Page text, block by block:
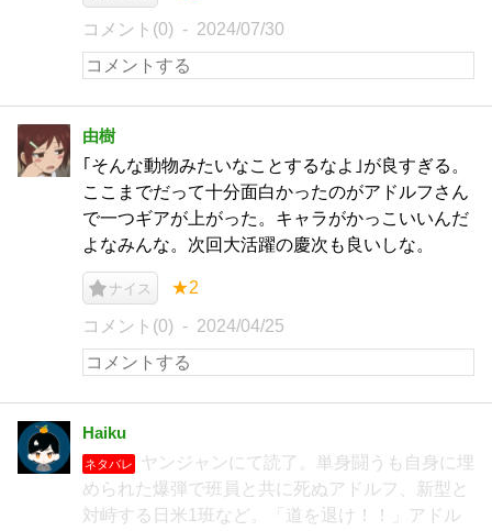
コメント(0) 2024/07/30
由樹
｢そんな動物みたいなことするなよ｣が良すぎる。
ここまでだって十分面白かったのがアドルフさん
で一つギアが上がった。キャラがかっこいいんだ
よなみんな。次回大活躍の慶次も良いしな。
ナイス ★2
コメント(0) 2024/04/25
Haiku
ネタバレ
ヤンジャンにて読了。単身闘うも自身に埋
められた爆弾で班員と共に死ぬアドルフ、新型と
対峙する日米1班など。「道を退け！！」アドル